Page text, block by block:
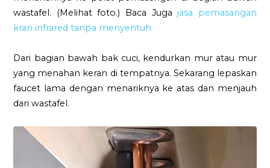
wastafel. (Melihat foto.) Baca Juga jasa pemasangan
kran infrared tanpa menyentuh
Dari bagian bawah bak cuci, kendurkan mur atau mur
yang menahan keran di tempatnya. Sekarang lepaskan
faucet lama dengan menariknya ke atas dan menjauh
dari wastafel.